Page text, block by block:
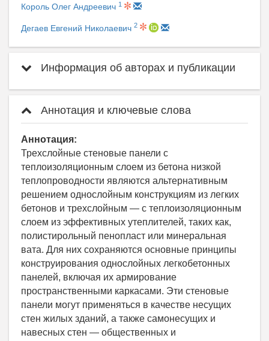
Король Олег Андреевич 1
Дегаев Евгений Николаевич 2
Информация об авторах и публикации
Аннотация и ключевые слова
Аннотация:
Трехслойные стеновые панели с
теплоизоляционным слоем из бетона низкой
теплопроводности являются альтернативным
решением однослойным конструкциям из легких
бетонов и трехслойным — с теплоизоляционным
слоем из эффективных утеплителей, таких как,
полистирольный пенопласт или минеральная
вата. Для них сохраняются основные принципы
конструирования однослойных легкобетонных
панелей, включая их армирование
пространственными каркасами. Эти стеновые
панели могут применяться в качестве несущих
стен жилых зданий, а также самонесущих и
навесных стен — общественных и